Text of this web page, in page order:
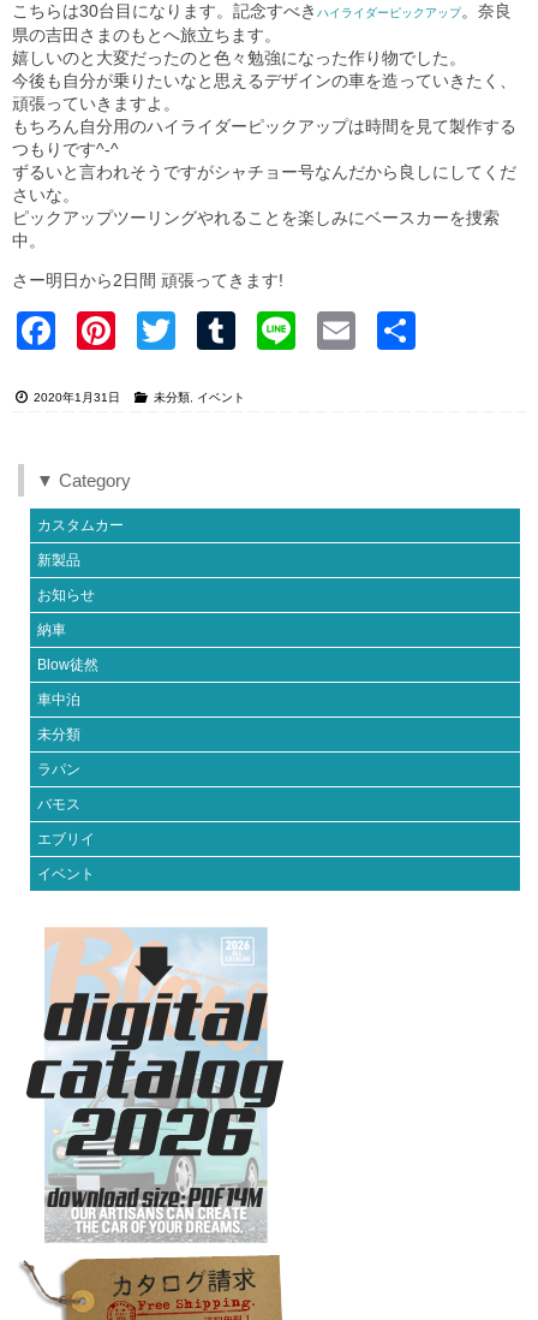
こちらは30台目になります。記念すべき ハイライダーピックアップ。奈良
県の吉田さまのもとへ旅立ちます。
嬉しいのと大変だったのと色々勉強になった作り物でした。
今後も自分が乗りたいなと思えるデザインの車を造っていきたく、
頑張っていきますよ。
もちろん自分用のハイライダーピックアップは時間を見て製作する
つもりです^-^
ずるいと言われそうですがシャチョー号なんだから良しにしてくだ
さいな。
ピックアップツーリングやれることを楽しみにベースカーを捜索
中。
さー明日から2日間 頑張ってきます!
Faceb Pinter Twitter Tumblr Line Email
2020年1月31日 未分類, イベント
▼ Category
カスタムカー
新製品
お知らせ
納車
Blow徒然
車中泊
未分類
ラパン
バモス
エブリイ
イベント